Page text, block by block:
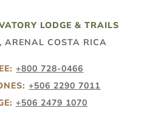
LODGE & TRAILS
ARENAL COSTA RICA
+800 728-0466
+506 2290 7011
+506 2479 1070